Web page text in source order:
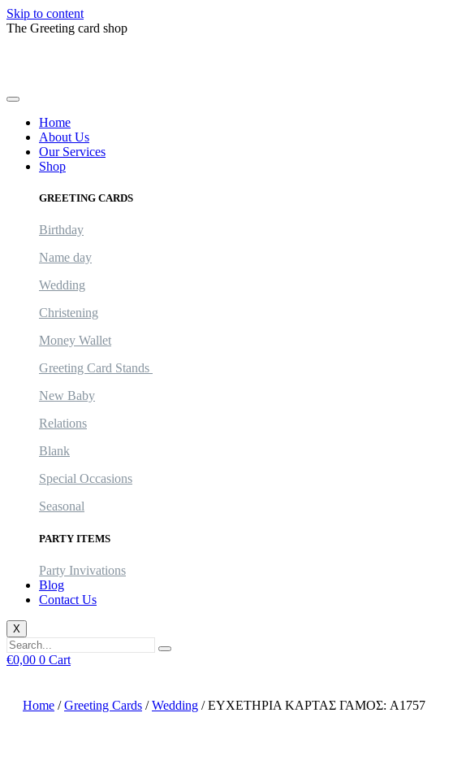
Skip to content
The Greeting card shop
Home
About Us
Our Services
Shop
GREETING CARDS
Birthday
Name day
Wedding
Christening
Money Wallet
Greeting Card Stands
New Baby
Relations
Blank
Special Occasions
Seasonal
PARTY ITEMS
Party Invivations
Blog
Contact Us
X
€0,00 0 Cart
Home /Greeting Cards /Wedding / ΕΥΧΕΤΗΡΙΑ ΚΑΡΤΑΣ ΓΑΜΟΣ: A1757